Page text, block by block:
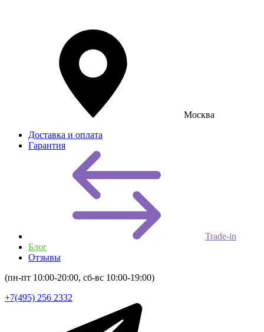
Москва
Доставка и оплата
Гарантия
Trade-in
Блог
Отзывы
(пн-пт 10:00-20:00, сб-вс 10:00-19:00)
+7(495) 256 2332